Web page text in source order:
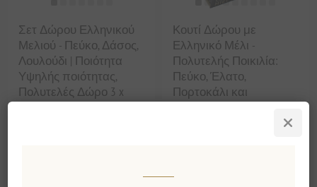
Σετ Δώρου Ελληνικού
Μελιού - Πεύκο, Δάσος,
Λουλούδι | Ποιότητα
Υψηλής ποιότητας,
Πολυτελές Δώρο 3 x
Κουτί Δώρου με
Ελληνικό Μέλι -
Πολυτελής Ποικιλία:
Πεύκο, Έλατο,
Πορτοκάλι και